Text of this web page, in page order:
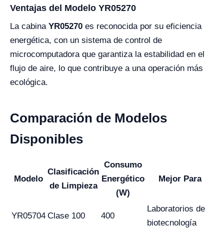
Ventajas del Modelo YR05270
La cabina YR05270 es reconocida por su eficiencia
energética, con un sistema de control de
microcomputadora que garantiza la estabilidad en el
flujo de aire, lo que contribuye a una operación más
ecológica.
Comparación de Modelos
Disponibles
Modelo
Clasificación
de Limpieza
Consumo
Energético
(W)
Mejor Para
YR05704 Clase 100 400
Laboratorios de
biotecnología